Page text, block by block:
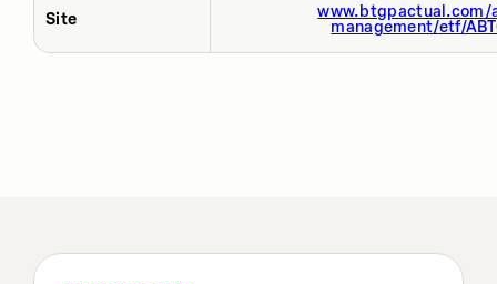
Site
www.btgpactual.com/
management/etf/